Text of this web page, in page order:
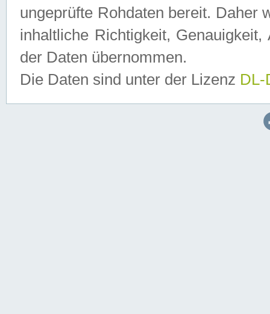
ungeprüfte Rohdaten bereit. Daher
inhaltliche Richtigkeit,
der Daten übernommen.
Die Daten sind unter der Lizenz